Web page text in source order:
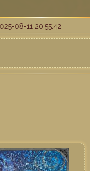
08-11 20:55:42